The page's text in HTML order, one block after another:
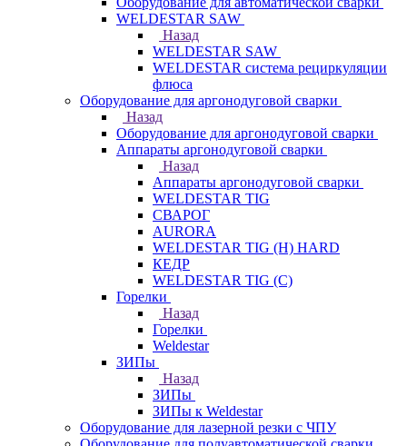
WELDESTAR SAW
Назад
WELDESTAR SAW
WELDESTAR система рециркуляции
флюса
Оборудование для аргонодуговой сварки
Назад
Оборудование для аргонодуговой сварки
Аппараты аргонодуговой сварки
Назад
Аппараты аргонодуговой сварки
WELDESTAR TIG
СВАРОГ
AURORA
WELDESTAR TIG (H) HARD
КЕДР
WELDESTAR TIG (С)
Горелки
Назад
Горелки
Weldestar
ЗИПы
Назад
ЗИПы
ЗИПы к Weldestar
Оборудование для лазерной резки с ЧПУ